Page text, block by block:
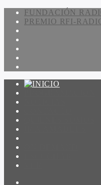
FUNDACIÓN
PREMIO RFI-